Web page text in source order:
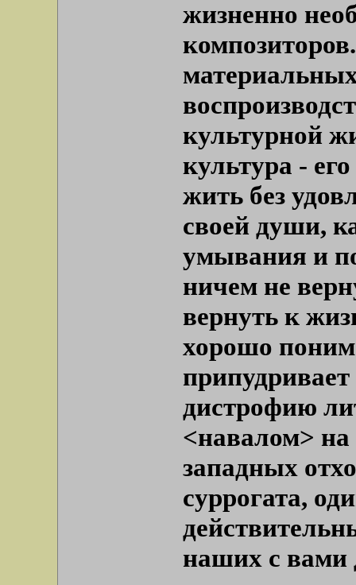
жизненно
культурной
культура -
жить без
своей души,
умывания и
ничем не
вернуть к
хорошо
дистрофию
<навалом>
западных
суррогата,
наших с вами